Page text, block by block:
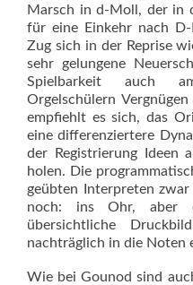
Marsch in d-Moll, der in
für eine Einkehr nach
Zug sich in der Reprise
sehr gelungene
Spielbarkeit auch
Orgelschülern
empfiehlt es sich, das
eine differenziertere
der Registrierung Ideen
holen. Die
geübten Interpreten
noch: ins Ohr, aber
übersichtliche
nachträglich in die Noten
Wie bei Gounod sind